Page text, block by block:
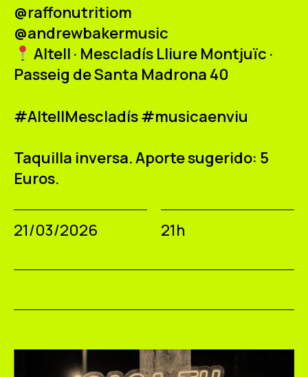
@raffonutritiom
@andrewbakermusic
Altell · Mescladís Lliure Montjuïc ·
Passeig de Santa Madrona 40
#AltellMescladís #musicaenviu
Taquilla inversa. Aporte sugerido: 5
Euros.
21/03/2026 21h